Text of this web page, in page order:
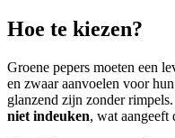
Hoe te kiezen?
Groene pepers moeten een
en zwaar aanvoelen voor
glanzend zijn zonder
niet indeuken, wat aangeeft